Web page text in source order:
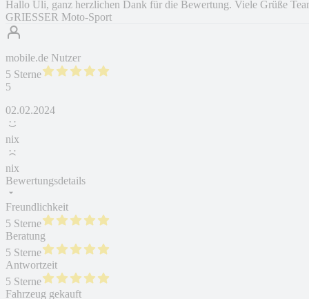
Hallo Uli, ganz herzlichen Dank für die Bewertung. Viele Grüße
GRIESSER Moto-Sport
mobile.de Nutzer
5 Sterne
5
02.02.2024
nix
nix
Bewertungsdetails
Freundlichkeit
5 Sterne
Beratung
5 Sterne
Antwortzeit
5 Sterne
Fahrzeug gekauft